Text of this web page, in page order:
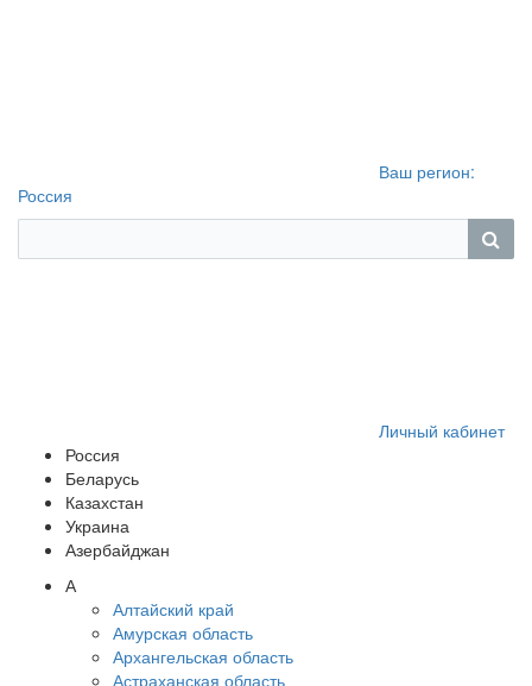
Ваш регион:
Россия
Личный кабинет
Россия
Беларусь
Казахстан
Украина
Азербайджан
А
Алтайский край
Амурская область
Архангельская область
Астраханская область